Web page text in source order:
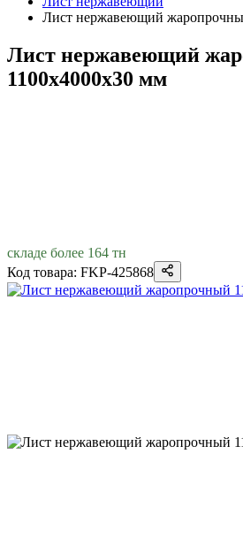
Лист нержавеющий
Лист нержавеющий
1100х4000х30 мм
складе более 164 тн
Код товара: FKP-425868